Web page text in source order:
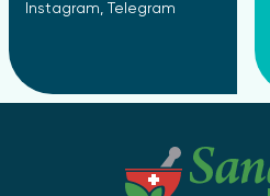
Instagram, Telegram